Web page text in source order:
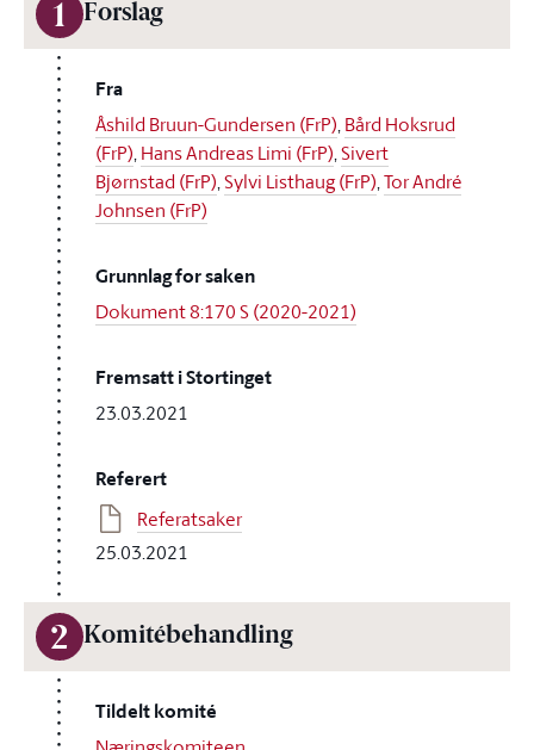
1 Forslag
Fra
Åshild Bruun-Gundersen (FrP),Bård Hoksrud
(FrP),Hans Andreas Limi (FrP),Sivert
Bjørnstad (FrP),Sylvi Listhaug (FrP),Tor André
Johnsen (FrP)
Grunnlag for saken
Dokument 8:170 S (2020-2021)
Fremsatt i Stortinget
23.03.2021
Referert
Referatsaker
25.03.2021
2 Komitébehandling
Tildelt komité